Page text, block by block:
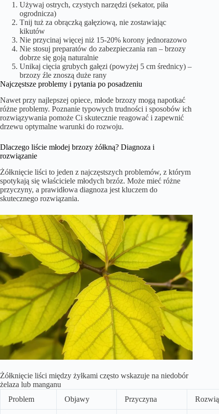
Używaj ostrych, czystych narzędzi (sekator, piła
ogrodnicza)
Tnij tuż za obrączką gałęziową, nie zostawiając
kikutów
Nie przycinaj więcej niż 15-20% korony jednorazowo
Nie stosuj preparatów do zabezpieczania ran – brzozy
dobrze się goją naturalnie
Unikaj cięcia grubych gałęzi (powyżej 5 cm średnicy) –
brzozy źle znoszą duże rany
Najczęstsze problemy i pytania po posadzeniu
Nawet przy najlepszej opiece, młode brzozy mogą napotkać
różne problemy. Poznanie typowych trudności i sposobów ich
rozwiązywania pomoże Ci skutecznie reagować i zapewnić
drzewu optymalne warunki do rozwoju.
Dlaczego liście młodej brzozy żółkną? Diagnoza i
rozwiązanie
Żółknięcie liści to jeden z najczęstszych problemów, z którym
spotykają się właściciele młodych brzóz. Może mieć różne
przyczyny, a prawidłowa diagnoza jest kluczem do
skutecznego rozwiązania.
Żółknięcie liści między żyłkami często wskazuje na niedobór
żelaza lub manganu
Problem
Objawy Przyczyna